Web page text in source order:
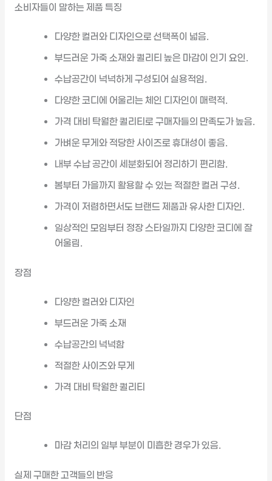
소비자들이 말하는 제품 특징
다양한 컬러와 디자인으로 선택폭이 넓음.
부드러운 가죽 소재와 퀄리티 높은 마감이 인기 요인.
수납공간이 넉넉하게 구성되어 실용적임.
다양한 코디에 어울리는 체인 디자인이 매력적.
가격 대비 탁월한 퀄리티로 구매자들의 만족도가 높음.
가벼운 무게와 적당한 사이즈로 휴대성이 좋음.
내부 수납 공간이 세분화되어 정리하기 편리함.
봄부터 가을까지 활용할 수 있는 적절한 컬러 구성.
가격이 저렴하면서도 브랜드 제품과 유사한 디자인.
일상적인 모임부터 정장 스타일까지 다양한 코디에 잘
어울림.
장점
다양한 컬러와 디자인
부드러운 가죽 소재
수납공간의 넉넉함
적절한 사이즈와 무게
가격 대비 탁월한 퀄리티
단점
마감 처리의 일부 부분이 미흡한 경우가 있음.
실제 구매한 고객들의 반응